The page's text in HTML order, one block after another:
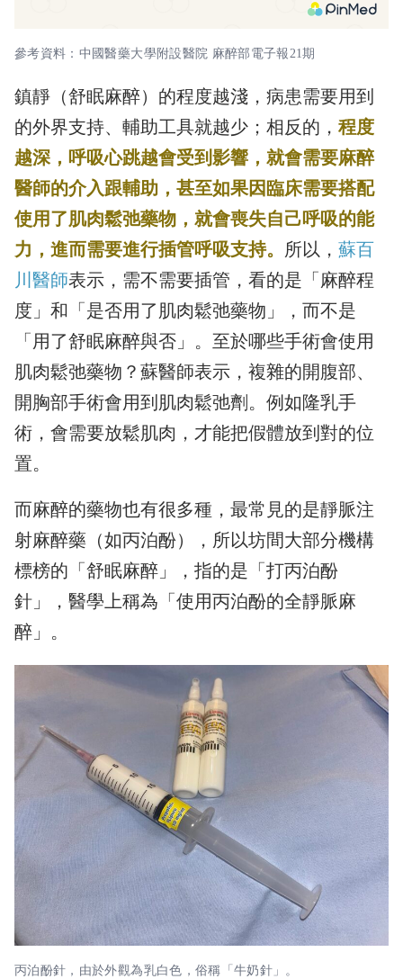
參考資料：中國醫藥大學附設醫院 麻醉部電子報21期
鎮靜（舒眠麻醉）的程度越淺，病患需要用到
的外界支持、輔助工具就越少；相反的， 程度
越深，呼吸心跳越會受到影響，就會需要麻醉
醫師的介入跟輔助，甚至如果因臨床需要搭配
使用了肌肉鬆弛藥物，就會喪失自己呼吸的能
力，進而需要進行插管呼吸支持。 所以， 蘇百
川醫師表示，需不需要插管，看的是「麻醉程
度」和「是否用了肌肉鬆弛藥物」，而不是
「用了舒眠麻醉與否」。至於哪些手術會使用
肌肉鬆弛藥物？蘇醫師表示，複雜的開腹部、
開胸部手術會用到肌肉鬆弛劑。例如隆乳手
術，會需要放鬆肌肉，才能把假體放到對的位
置。
而麻醉的藥物也有很多種，最常見的是靜脈注
射麻醉藥（如丙泊酚），所以坊間大部分機構
標榜的「舒眠麻醉」，指的是「打丙泊酚
針」，醫學上稱為「使用丙泊酚的全靜脈麻
醉」。
丙泊酚針，由於外觀為乳白色，俗稱「牛奶針」。